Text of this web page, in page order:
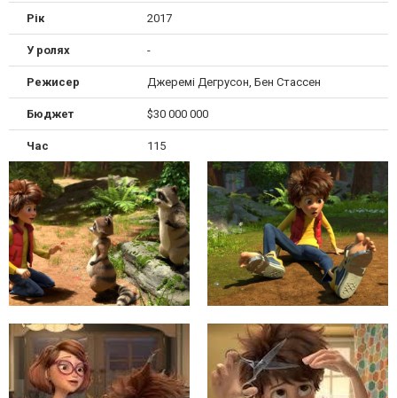
Рік 2017
У ролях -
Режисер Джеремі Дегрусон, Бен Стассен
Бюджет $30 000 000
Час 115